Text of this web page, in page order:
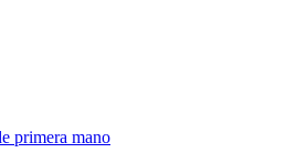
primera mano